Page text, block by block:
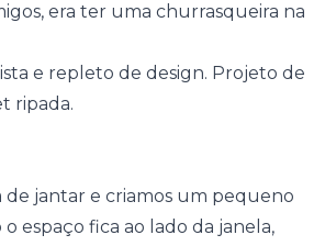
era ter uma churrasqueira na
de jantar e criamos um pequeno
espaço fica ao lado da janela,